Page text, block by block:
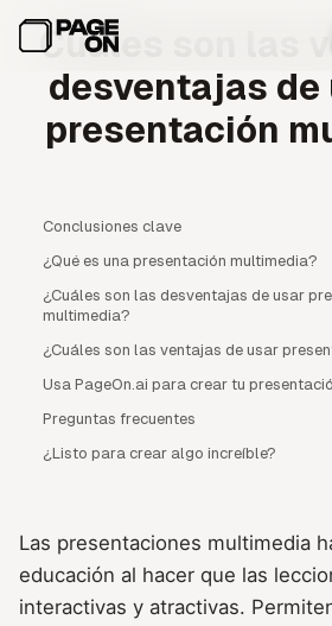
Cuáles son las
desventajas de
presentación
Conclusiones clave
¿Qué es una presentación multimedia?
¿Cuáles son las desventajas de usar
multimedia?
¿Cuáles son las ventajas de usar
Usa PageOn.ai para crear tu
Preguntas frecuentes
¿Listo para crear algo increíble?
Las presentaciones multimedia
educación al hacer que las
interactivas y atractivas.